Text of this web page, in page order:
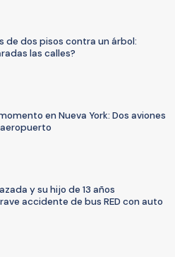
de dos pisos contra un árbol:
las calles?
en Nueva York: Dos aviones
y su hijo de 13 años
accidente de bus RED con auto